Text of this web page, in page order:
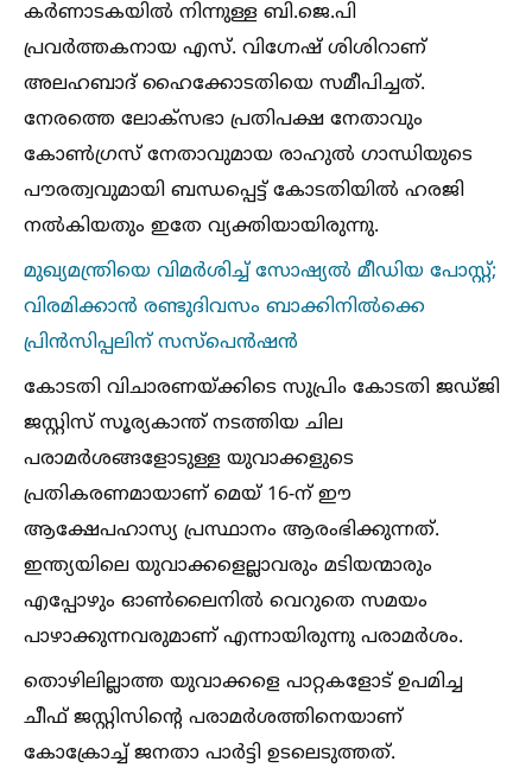
കർണാടകയില്‍ നിന്നുള്ള ബി.ജെ.പി
പ്രവർത്തകനായ എസ്. വിഗ്നേഷ് ശിശിറാണ്
അലഹബാദ് ഹൈക്കോടതിയെ സമീപിച്ചത്.
നേരത്തെ ലോക്സഭാ പ്രതിപക്ഷ നേതാവും
കോണ്‍ഗ്രസ് നേതാവുമായ രാഹുല്‍ ഗാന്ധിയുടെ
പൗരത്വവുമായി ബന്ധപ്പെട്ട് കോടതിയില്‍ ഹരജി
നല്‍കിയതും ഇതേ വ്യക്തിയായിരുന്നു.
മുഖ്യമന്ത്രിയെ വിമർശിച്ച്‌ സോഷ്യല്‍ മീഡിയ പോസ്റ്റ്;
വിരമിക്കാൻ രണ്ടുദിവസം ബാക്കിനില്‍ക്കെ
പ്രിൻസിപ്പലിന് സസ്പെൻഷൻ
കോടതി വിചാരണയ്ക്കിടെ സുപ്രിം കോടതി ജഡ്ജി
ജസ്റ്റിസ് സൂര്യകാന്ത് നടത്തിയ ചില
പരാമർശങ്ങളോടുള്ള യുവാക്കളുടെ
പ്രതികരണമായാണ് മെയ് 16-ന് ഈ
ആക്ഷേപഹാസ്യ പ്രസ്ഥാനം ആരംഭിക്കുന്നത്.
ഇന്ത്യയിലെ യുവാക്കളെല്ലാവരും മടിയന്മാരും
എപ്പോഴും ഓണ്‍ലൈനില്‍ വെറുതെ സമയം
പാഴാക്കുന്നവരുമാണ് എന്നായിരുന്നു പരാമർശം.
തൊഴിലില്ലാത്ത യുവാക്കളെ പാറ്റകളോട് ഉപമിച്ച
ചീഫ് ജസ്റ്റിസിന്റെ പരാമർശത്തിനെയാണ്
കോക്രോച്ച്‌ ജനതാ പാർട്ടി ഉടലെടുത്തത്.